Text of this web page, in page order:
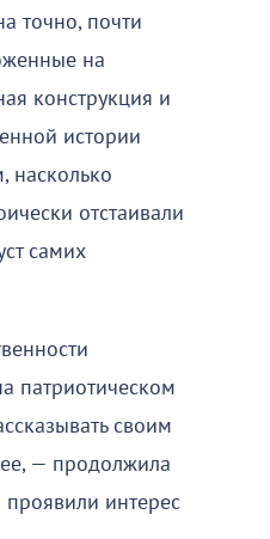
точно, почти
на
конструкция и
истории
насколько
отстаивали
самих
патриотическом
своим
— продолжила
интерес